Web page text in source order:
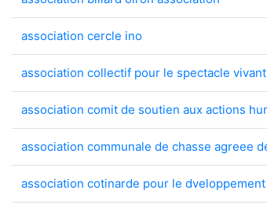
association cercle ino
association collectif pour le spectacle
association comit de soutien aux actions
association communale de chasse agreee
association cotinarde pour le